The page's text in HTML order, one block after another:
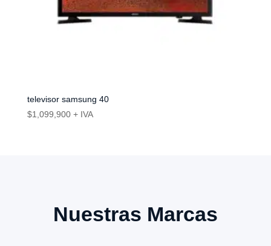
televisor samsung 40
$1,099,900 + IVA
Nuestras Marcas